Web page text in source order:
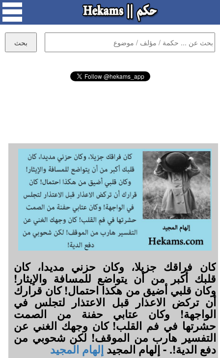
كان فراقك جزيلا، وكان حزني مديدا، كان
قلبك أكبر من أن يتواضع للمسافة والإيثار!
وكان قلبي أضيق من هكذا احتمال! كان قرارك
أن تركض الاعذار قبل الاعتذار لتجلس في
الواجهة! وكان عتابي حفنة من الصمت
حشرتها في فم القلب! كان وجهك الغني عن
التفسير هارب من الموقف! لكن شحوبي من
دفع الدية!. - إلهام المجيد إلهام المجيد